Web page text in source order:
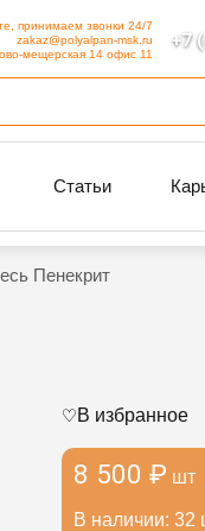
+7
принимаем звонки 24/7
zakaz@polyalpan-msk.ru
мещерская 14 офис 11
Статьи
Пенекрит
8 500 ₽ шт
В наличии: 32
В избранное